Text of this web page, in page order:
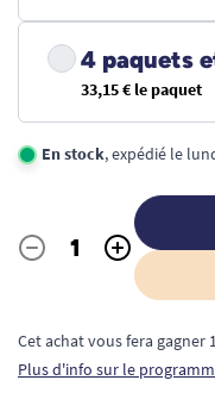
4 paquets
33,15 € le paquet
En stock, expédié le
Quantité
- +
Cet achat vous fera gagner
Plus d'info sur le